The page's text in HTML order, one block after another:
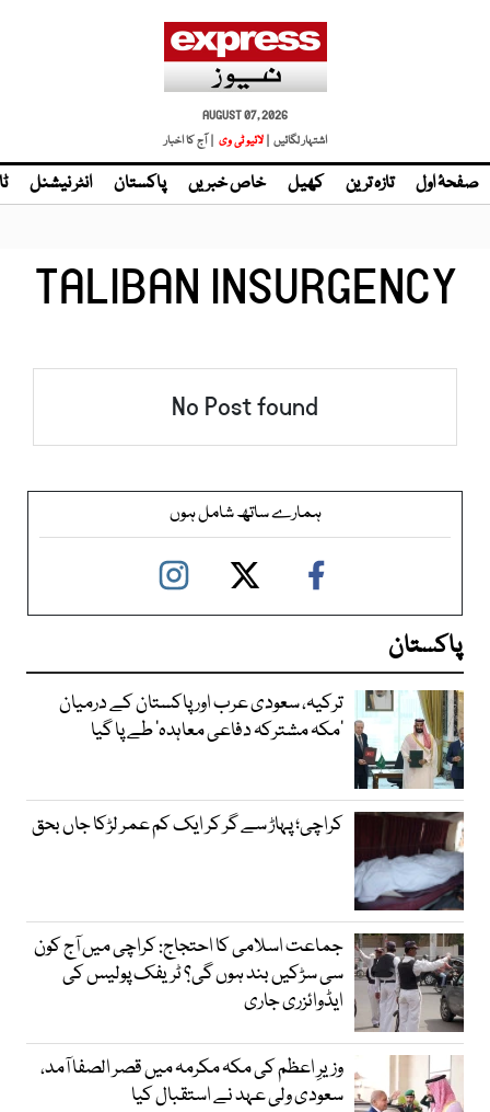
AUGUST 07, 2026
اشتہار لگائیں | لائیو ٹی وی | آج کا اخبار
صفحۂ اول تازہ ترین کھیل خاص خبریں پاکستان انٹر نیشنل
TALIBAN INSURGENCY
No Post found
ہمارے ساتھ شامل ہوں
پاکستان
ترکیہ، سعودی عرب اور پاکستان کے درمیان
’مکہ مشترکہ دفاعی معاہدہ‘ طے پا گیا
کراچی؛ پہاڑ سے گر کر ایک کم عمر لڑکا جاں بحق
جماعت اسلامی کا احتجاج: کراچی میں آج کون
سی سڑکیں بند ہوں گی؟ ٹریفک پولیس کی
ایڈوائزری جاری
وزیرِ اعظم کی مکہ مکرمہ میں قصر الصفا آمد،
سعودی ولی عہد نے استقبال کیا